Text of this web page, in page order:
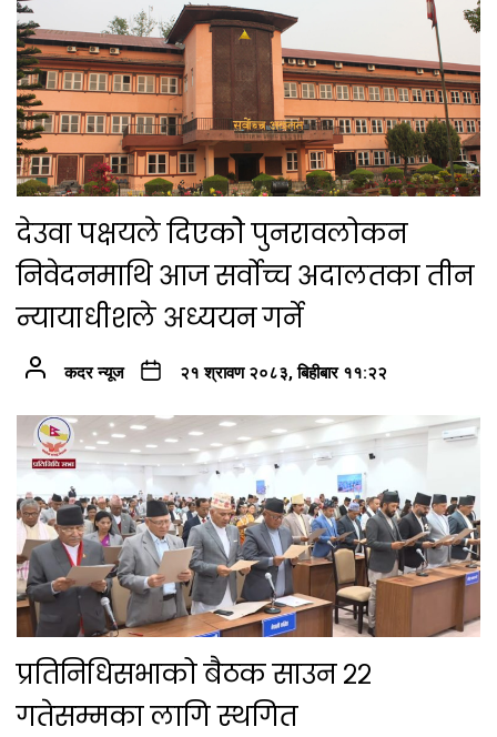
देउवा पक्षयले दिएकोे पुनरावलोकन
निवेदनमाथि आज सर्वोच्च अदालतका तीन
न्यायाधीशले अध्ययन गर्ने
कदर न्यूज २१ श्रावण २०८३, बिहीबार ११:२२
प्रतिनिधिसभाको बैठक साउन २२
गतेसम्मका लागि स्थगित